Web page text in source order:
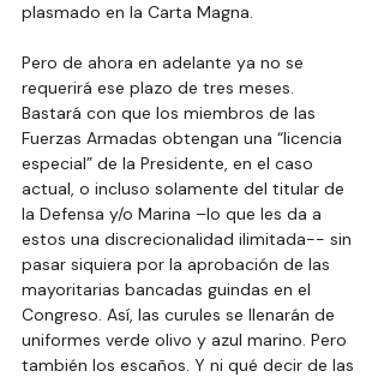
plasmado en la Carta Magna.
Pero de ahora en adelante ya no se
requerirá ese plazo de tres meses.
Bastará con que los miembros de las
Fuerzas Armadas obtengan una “licencia
especial” de la Presidente, en el caso
actual, o incluso solamente del titular de
la Defensa y/o Marina –lo que les da a
estos una discrecionalidad ilimitada-- sin
pasar siquiera por la aprobación de las
mayoritarias bancadas guindas en el
Congreso. Así, las curules se llenarán de
uniformes verde olivo y azul marino. Pero
también los escaños. Y ni qué decir de las